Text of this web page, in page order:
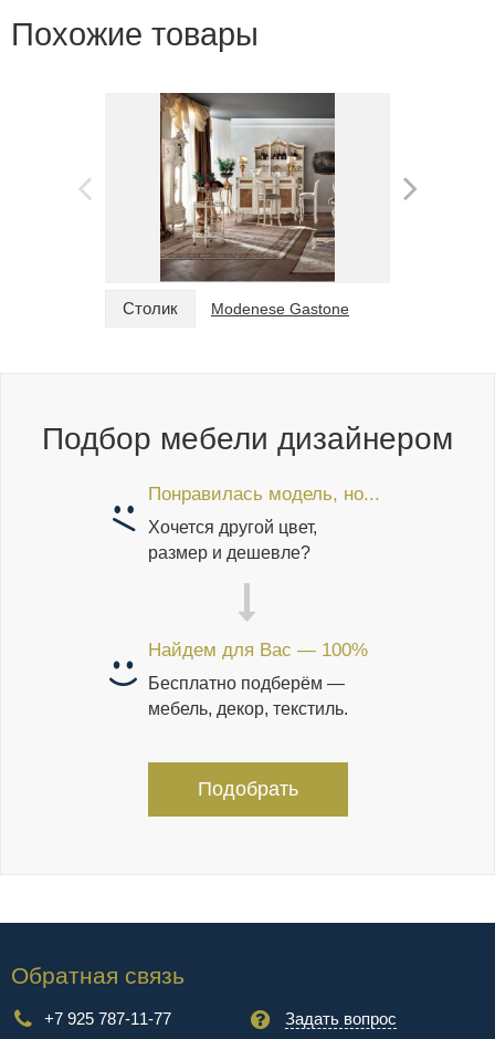
Похожие товары
Столик Modenese Gastone
Подбор мебели дизайнером
Понравилась модель, но...
Хочется другой цвет,
размер и дешевле?
Найдем для Вас — 100%
Бесплатно подберём —
мебель, декор, текстиль.
Подобрать
Обратная связь
+7 925 787-11-77 Задать вопрос